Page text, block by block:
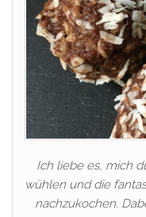
Ich liebe es, mich
wühlen und die
nachzukochen.